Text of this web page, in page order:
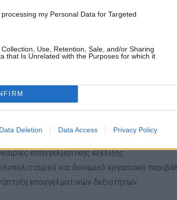
my Personal Data for Targeted
Use, Retention, Sale, and/or Sharing
that Is Unrelated with the Purposes for which it
Data Deletion Data Access Privacy Policy
Προσόντα
επικοινωνιακές και διαπροσωπικές
οργάνωσης, διαχείρισης χρόνου,
βέλτιστων πρακτικών στον ξενοδοχειακό
γνώση Αγγλικών επιπλέον γλώσσες
επαγγελματικής εξέλιξης
και δυναμικό εργασιακό
επαγγελματικών δεξιοτήτων